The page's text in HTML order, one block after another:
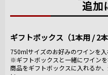
追加
ギフトボックス（1本用 / 2本
750mlサイズのお好みのワインを入
※ギフトボックスと一緒にワイン
商品をギフトボックスに入れるか